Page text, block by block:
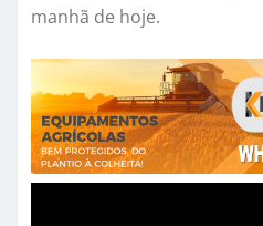
manhã de hoje.